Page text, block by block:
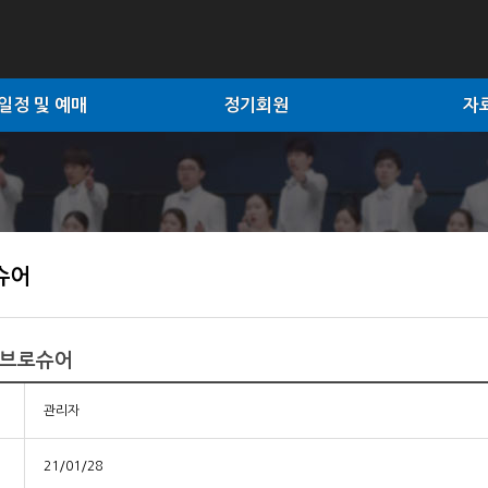
정 및 예매 정기회원 자
어
로슈어
관리자
21/01/28